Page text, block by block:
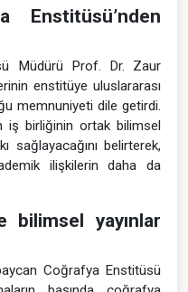
Enstitüsü’nden
Müdürü Prof. Dr. Zaur
enstitüye uluslararası
memnuniyeti dile getirdi.
iş birliğinin ortak bilimsel
sağlayacağını belirterek,
ilişkilerin daha da
bilimsel yayınlar
Coğrafya Enstitüsü